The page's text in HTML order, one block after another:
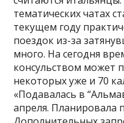
тематических чатах
текущем году
поездок из-за
много. На сегодня
консульством может
некоторых уже и 70
«Подавалась в
апреля. Планировала